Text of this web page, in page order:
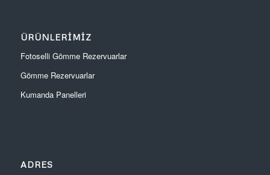
ÜRÜNLERIMIZ
Fotoselli Gömme Rezervuarlar
Gömme Rezervuarlar
Kumanda Panelleri
ADRES